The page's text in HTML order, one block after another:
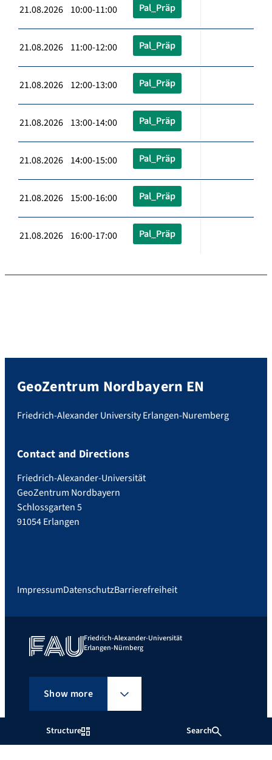
Structure Search
21.08.2026 10:00-11:00 Pal_Präp
21.08.2026 11:00-12:00 Pal_Präp
21.08.2026 12:00-13:00 Pal_Präp
21.08.2026 13:00-14:00 Pal_Präp
21.08.2026 14:00-15:00 Pal_Präp
21.08.2026 15:00-16:00 Pal_Präp
21.08.2026 16:00-17:00 Pal_Präp
GeoZentrum Nordbayern EN
Friedrich-Alexander University Erlangen-Nuremberg
Contact and Directions
Friedrich-Alexander-Universität
GeoZentrum Nordbayern
Schlossgarten 5
91054 Erlangen
ImpressumDatenschutzBarrierefreiheit
Friedrich-Alexander-Universität
Erlangen-Nürnberg
Show more